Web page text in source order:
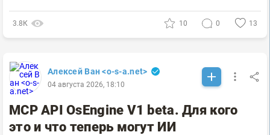
3.8К 10 0 13
Алексей Ван <o-s-a.net>
04 августа 2026, 18:10
MCP API OsEngine V1 beta. Для кого
это и что теперь могут ИИ